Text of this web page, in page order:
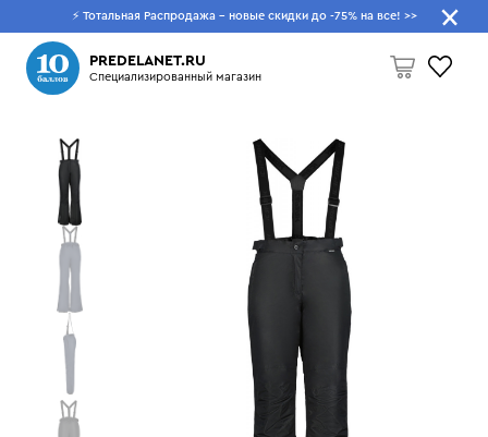
⚡ Тотальная Распродажа - новые скидки до -75% на все! >>
PREDELANET.RU
Специализированный магазин
Пусто
Что будем искать?